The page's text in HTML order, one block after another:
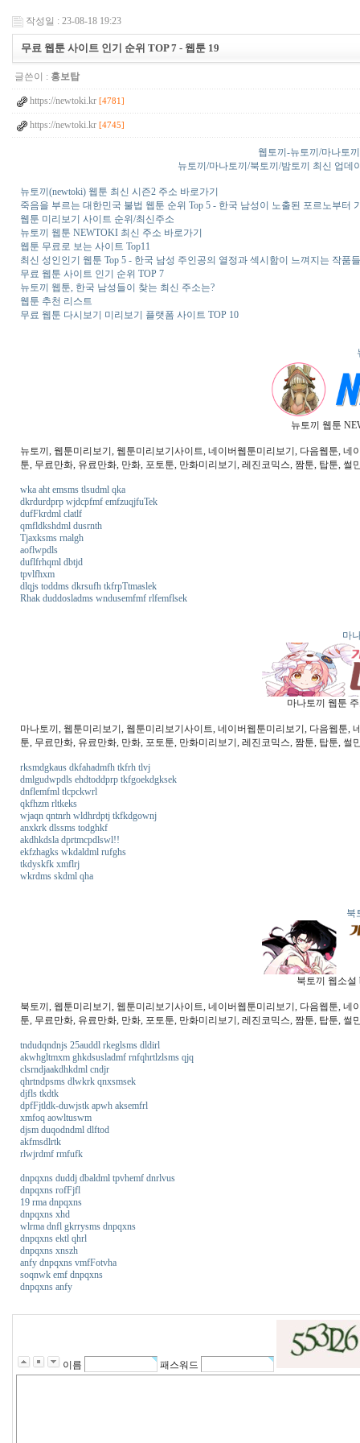
작성일 : 23-08-18 19:23
무료 웹툰 사이트 인기 순위 TOP 7 - 웹툰 19
글쓴이 : 홍보탑
https://newtoki.kr [4781]
https://newtoki.kr [4745]
웹토끼-뉴토끼/마나토
뉴토끼/마나토끼/북토끼/밤토끼 최신 업데
뉴토끼(newtoki) 웹툰 최신 시즌2 주소 바로가기
죽음을 부르는 대한민국 불법 웹툰 순위 Top 5 - 한국 남성이 노출된 포르노부터
웹툰 미리보기 사이트 순위/최신주소
뉴토끼 웹툰 NEWTOKI 최신 주소 바로가기
웹툰 무료로 보는 사이트 Top11
최신 성인인기 웹툰 Top 5 - 한국 남성 주인공의 열정과 섹시함이 느껴지는 작품들
무료 웹툰 사이트 인기 순위 TOP 7
뉴토끼 웹툰, 한국 남성들이 찾는 최신 주소는?
웹툰 추천 리스트
무료 웹툰 다시보기 미리보기 플랫폼 사이트 TOP 10
뉴토끼 웹툰
뉴토끼, 웹툰미리보기, 웹툰미리보기사이트, 네이버웹툰미리보기, 다음웹툰,
툰, 무료만화, 유료만화, 만화, 포토툰, 만화미리보기, 레진코믹스, 짬툰, 탑툰, 썰
wka aht emsms tlsudml qka
dkrdurdprp wjdcpfmf emfzuqjfuTek
dufFkrdml clatlf
qmfldkshdml dusrnth
Tjaxksms rnalgh
aoflwpdls
duflfrhqml dbtjd
tpvlfhxm
dlqjs toddms dkrsufh tkfrpTtmaslek
Rhak duddosladms wndusemfmf rlfemflsek
마
마나토끼 웹툰
마나토끼, 웹툰미리보기, 웹툰미리보기사이트, 네이버웹툰미리보기, 다음웹툰,
툰, 무료만화, 유료만화, 만화, 포토툰, 만화미리보기, 레진코믹스, 짬툰, 탑툰, 썰
rksmdgkaus dkfahadmfh tkfrh tlvj
dmlgudwpdls ehdtoddprp tkfgoekdgksek
dnflemfml tlcpckwrl
qkfhzm rltkeks
wjaqn qntnrh wldhrdptj tkfkdgownj
anxkrk dlssms todghkf
akdhkdsla dprtmcpdlswl!!
ekfzhagks wkdaldml rufghs
tkdyskfk xmflrj
wkrdms skdml qha
북
북토끼 웹소설
북토끼, 웹툰미리보기, 웹툰미리보기사이트, 네이버웹툰미리보기, 다음웹툰,
툰, 무료만화, 유료만화, 만화, 포토툰, 만화미리보기, 레진코믹스, 짬툰, 탑툰, 썰
tndudqndnjs 25auddl rkeglsms dldirl
akwhgltmxm ghkdsusladmf rnfqhrtlzlsms qjq
clsrndjaakdhkdml cndjr
qhrtndpsms dlwkrk qnxsmsek
djfls tkdtk
dpfFjtldk-duwjstk apwh aksemfrl
xmfoq aowltuswm
djsm duqodndml dlftod
akfmsdlrtk
rlwjrdmf rmfufk
dnpqxns duddj dbaldml tpvhemf dnrlvus
dnpqxns rofFjfl
19 rma dnpqxns
dnpqxns xhd
wlrma dnfl gkrrysms dnpqxns
dnpqxns ektl qhrl
dnpqxns xnszh
anfy dnpqxns vmfFotvha
soqnwk emf dnpqxns
dnpqxns anfy
소
미
프
이름 패스워드